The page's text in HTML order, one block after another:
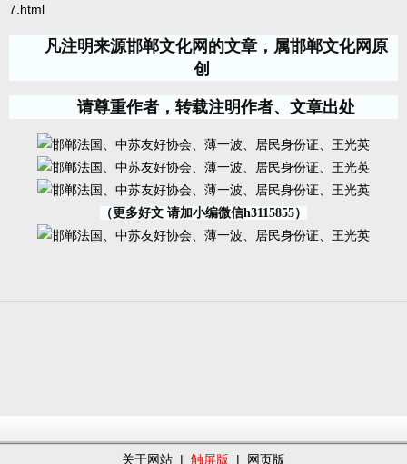
7.html
凡注明来源邯郸文化网的文章，属邯郸文化网原
创
请尊重作者，转载注明作者、文章出处
（更多好文 请加小编微信h3115855）
关于网站 | 触屏版 | 网页版